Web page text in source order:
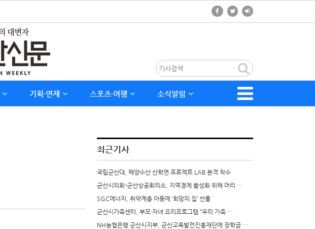
기획∙연재 스포츠∙여행 소식알림
최근기사
국립군산대, 해양수산 산학연 프로젝트 LAB 본격 착수
군산시의회-군산상공회의소, 지역경제 활성화 위해 머리 …
SGC에너지, 취약계층 아동에 ‘희망의 집’ 선물
군산시가족센터, 부모·자녀 요리프로그램 “우리 가족 …
NH농협은행 군산시지부, 군산교육발전진흥재단에 장학금 …